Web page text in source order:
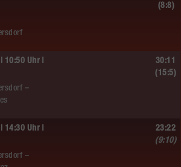
(8:8)
10:50 Uhr |
–
30:11
(15:5)
14:30 Uhr |
–
23:22
(9:10)